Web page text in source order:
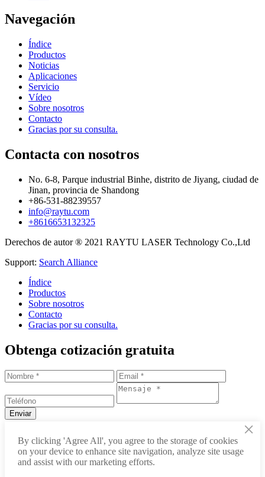
Navegación
Índice
Productos
Noticias
Aplicaciones
Servicio
Vídeo
Sobre nosotros
Contacto
Gracias por su consulta.
Contacta con nosotros
No. 6-8, Parque industrial Binhe, distrito de Jiyang, ciudad de
Jinan, provincia de Shandong
+86-531-88239557
info@raytu.com
+8616653132325
Derechos de autor ® 2021 RAYTU LASER Technology Co.,Ltd
Support: Search Alliance
Índice
Productos
Sobre nosotros
Contacto
Gracias por su consulta.
Obtenga cotización gratuita
info@raytu.com
×
By clicking 'Agree All', you agree to the storage of cookies
on your device to enhance site navigation, analyze site usage
and assist with our marketing efforts.